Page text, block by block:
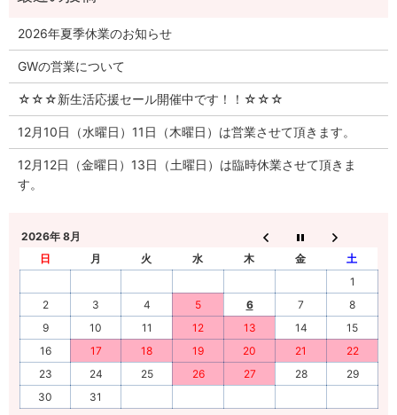
2026年夏季休業のお知らせ
GWの営業について
☆☆☆新生活応援セール開催中です！！☆☆☆
12月10日（水曜日）11日（木曜日）は営業させて頂きます。
12月12日（金曜日）13日（土曜日）は臨時休業させて頂きま
す。
2026年 8月
日
月 火 水 木 金
土
1
2
3 4 5 6 7
8
9
10 11 12 13 14
15
16
17 18 19 20 21
22
23
24 25 26 27 28
29
30
31